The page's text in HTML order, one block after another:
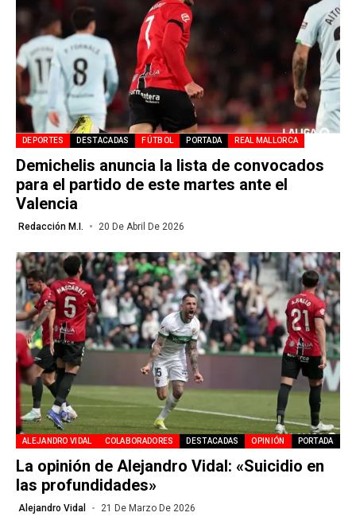
DEPORTES DESTACADAS FÚTBOL PORTADA REAL MALLORCA
Demichelis anuncia la lista de convocados
para el partido de este martes ante el
Valencia
Redacción M.I. 20 De Abril De 2026
ALEJANDRO VIDAL COLABORADORES DESTACADAS OPINIÓN PORTADA
La opinión de Alejandro Vidal: «Suicidio en
las profundidades»
Alejandro Vidal 21 De Marzo De 2026